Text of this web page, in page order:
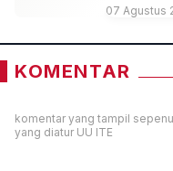
07 Agustus
KOMENTAR
komentar yang tampil
yang diatur UU ITE